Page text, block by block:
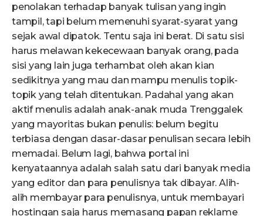
penolakan terhadap banyak tulisan yang ingin
tampil, tapi belum memenuhi syarat-syarat yang
sejak awal dipatok. Tentu saja ini berat. Di satu sisi
harus melawan kekecewaan banyak orang, pada
sisi yang lain juga terhambat oleh akan kian
sedikitnya yang mau dan mampu menulis topik-
topik yang telah ditentukan. Padahal yang akan
aktif menulis adalah anak-anak muda Trenggalek
yang mayoritas bukan penulis: belum begitu
terbiasa dengan dasar-dasar penulisan secara lebih
memadai. Belum lagi, bahwa portal ini
kenyataannya adalah salah satu dari banyak media
yang editor dan para penulisnya tak dibayar. Alih-
alih membayar para penulisnya, untuk membayari
hostingan saja harus memasang papan reklame